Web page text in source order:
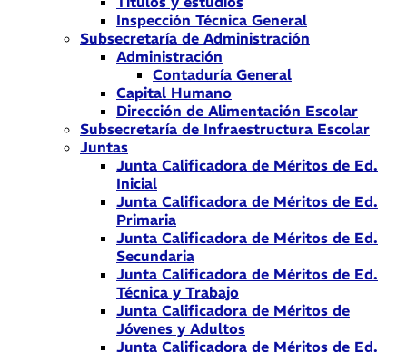
Inspección Técnica General
Subsecretaría de Administración
Administración
Contaduría General
Capital Humano
Dirección de Alimentación Escolar
Subsecretaría de Infraestructura Escolar
Juntas
Junta Calificadora de Méritos de Ed.
Inicial
Junta Calificadora de Méritos de Ed.
Primaria
Junta Calificadora de Méritos de Ed.
Secundaria
Junta Calificadora de Méritos de Ed.
Técnica y Trabajo
Junta Calificadora de Méritos de
Jóvenes y Adultos
Junta Calificadora de Méritos de Ed.